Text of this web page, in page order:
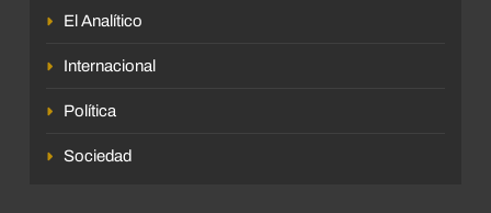
El Analítico
Internacional
Política
Sociedad